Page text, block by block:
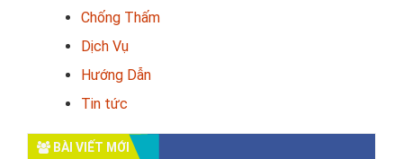
Chống Thấm
Dịch Vụ
Hướng Dẫn
Tin tức
BÀI VIẾT MỚI